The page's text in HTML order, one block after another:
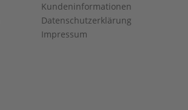
Kundeninformationen
Datenschutzerklärung
Impressum